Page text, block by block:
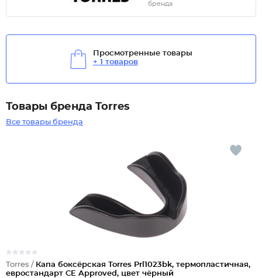
бренда
Просмотренные товары
+ 1 товаров
Товары бренда Torres
Все товары бренда
Torres / Капа боксёрская Torres Prl1023bk, термопластичная,
евростандарт CE Approved, цвет чёрный